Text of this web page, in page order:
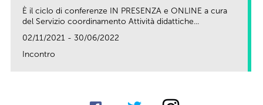
È il ciclo di conferenze IN PRESENZA e ONLINE a cura
del Servizio coordinamento Attività didattiche...
02/11/2021 - 30/06/2022
Incontro